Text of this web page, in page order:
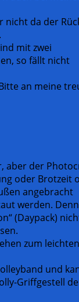
nicht da der
mit zwei
so fällt nicht
an meine
aber der
oder Brotzeit
angebracht
werden.
(Daypack)
zum leichten
und
Griffgestell